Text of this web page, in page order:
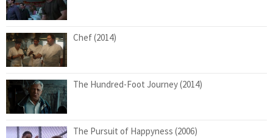
Chef (2014)
The Hundred-Foot Journey (2014)
The Pursuit of Happyness (2006)